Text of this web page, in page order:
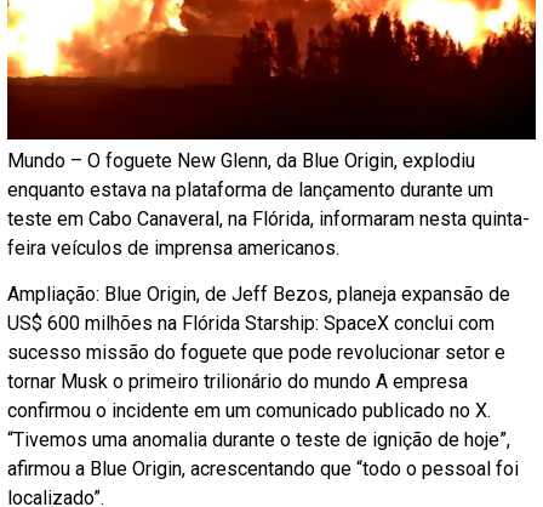
Mundo – O foguete New Glenn, da Blue Origin, explodiu
enquanto estava na plataforma de lançamento durante um
teste em Cabo Canaveral, na Flórida, informaram nesta quinta-
feira veículos de imprensa americanos.
Ampliação: Blue Origin, de Jeff Bezos, planeja expansão de
US$ 600 milhões na Flórida Starship: SpaceX conclui com
sucesso missão do foguete que pode revolucionar setor e
tornar Musk o primeiro trilionário do mundo A empresa
confirmou o incidente em um comunicado publicado no X.
“Tivemos uma anomalia durante o teste de ignição de hoje”,
afirmou a Blue Origin, acrescentando que “todo o pessoal foi
localizado”.